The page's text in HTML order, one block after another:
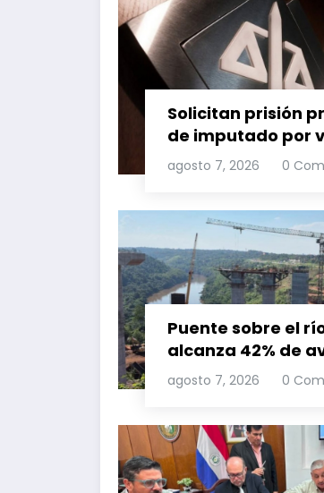
Solicitan prisión
de imputado por
familia
agosto 7, 2026 0
Puente sobre el
alcanza 42% de
trabajos
agosto 7, 2026 0